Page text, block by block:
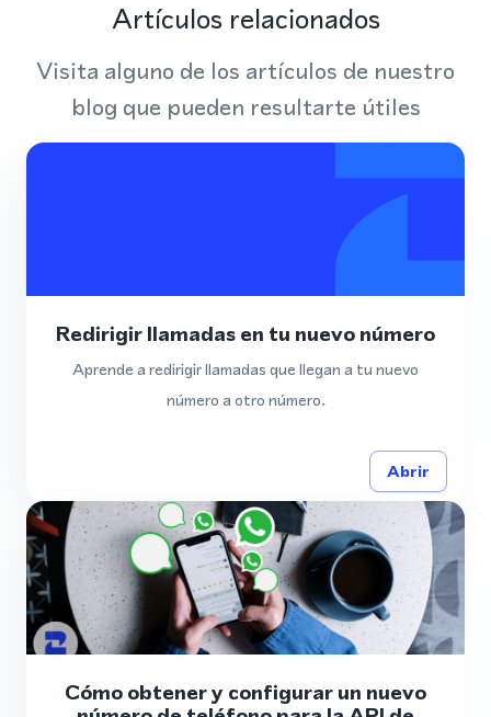
Artículos relacionados
Visita alguno de los artículos de nuestro
blog que pueden resultarte útiles
Redirigir llamadas en tu nuevo número
Aprende a redirigir llamadas que llegan a tu nuevo
número a otro número.
Abrir
Cómo obtener y configurar un nuevo